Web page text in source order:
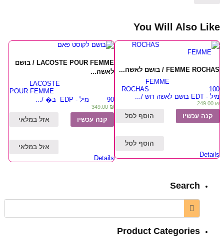
You Will Also Like
FEMME ROCHAS / בושם לאשה...
FEMME
ROCHAS 100
מיל - EDT בושם לאשה רוש /...
249.00 ₪
הוסף לסל קנה עכשיו
הוסף לסל
Details
LACOSTE POUR FEMME / בושם
לאשה...
LACOSTE
POUR FEMME
90 מיל - EDP ב� /...
349.00 ₪
אזל במלאי קנה עכשיו
אזל במלאי
Details
Search
Product Categories